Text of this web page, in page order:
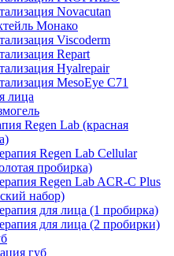
Novacutan
Монако
Viscoderm
Repart
Hyalrepair
MesoEye C71
лица
Regen Lab (красная
Regen Lab Cellular
пробирка)
Regen Lab ACR-C Plus
набор)
для лица (1 пробирка)
для лица (2 пробирки)
губ